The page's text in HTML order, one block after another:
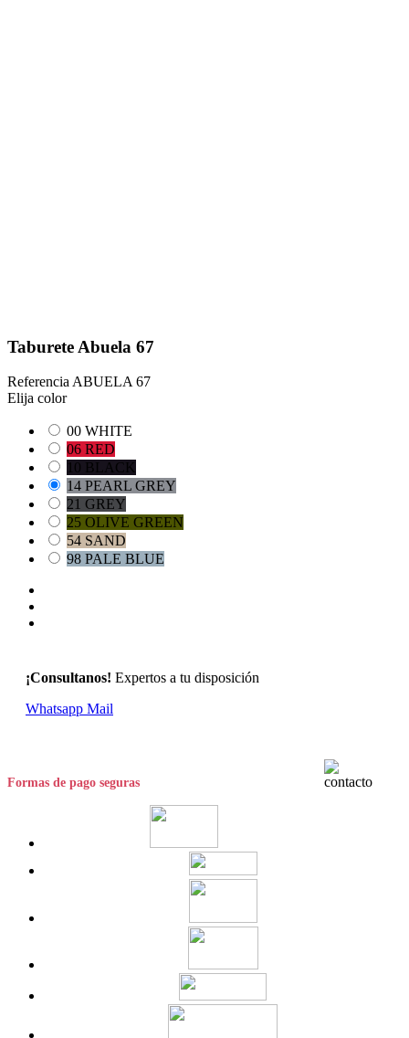
Taburete Abuela 67
ReferenciaABUELA 67
Elija color
00 WHITE
06 RED
10 BLACK
14 PEARL GREY
21 GREY
25 OLIVE GREEN
54 SAND
98 PALE BLUE
¡Consultanos! Expertos a tu disposición
Whatsapp Mail
Formas de pago seguras